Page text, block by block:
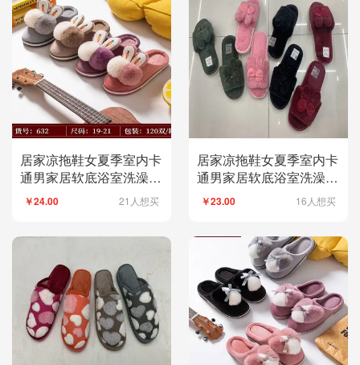
居家凉拖鞋女夏季室内卡
通男家居软底浴室洗澡家
用外穿拖鞋情侣73
￥24.00 21人想买
居家凉拖鞋女夏季室内卡
通男家居软底浴室洗澡家
用外穿拖鞋情侣66
￥23.00 16人想买